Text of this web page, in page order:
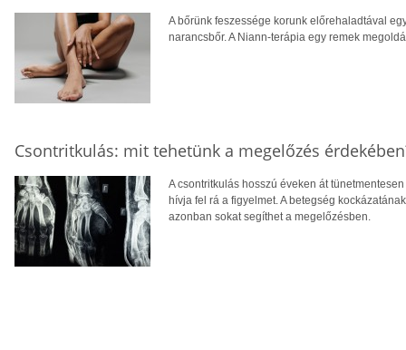
A bőrünk feszessége korunk előrehaladtával
narancsbőr. A Niann-terápia egy remek
Csontritkulás: mit tehetünk a megelőzés
A csontritkulás hosszú éveken át
hívja fel rá a figyelmet. A betegség
azonban sokat segíthet a megelőzésben.